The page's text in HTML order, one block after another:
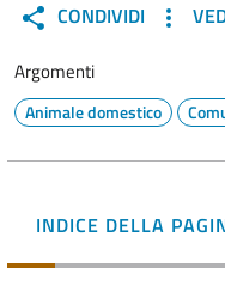
CONDIVIDI
Argomenti
Animale domestico
INDICE DELLA